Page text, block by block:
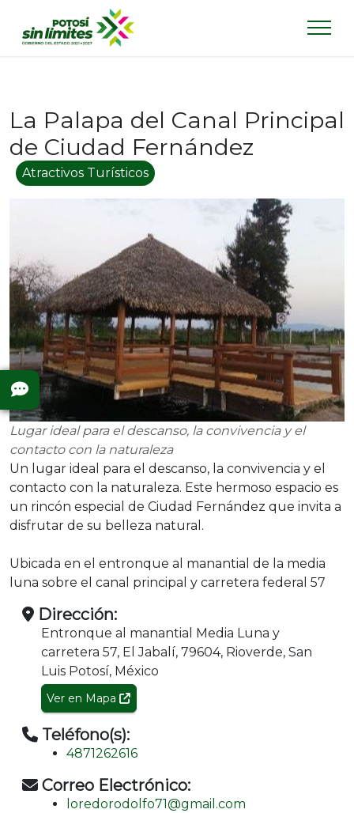
La Palapa del Canal Principal
de Ciudad Fernández
Atractivos Turísticos
Lugar ideal para el descanso, la convivencia y el
contacto con la naturaleza
Un lugar ideal para el descanso, la convivencia y el
contacto con la naturaleza. Este hermoso espacio es
un rincón especial de Ciudad Fernández que invita a
disfrutar de su belleza natural.
Ubicada en el entronque al manantial de la media
luna sobre el canal principal y carretera federal 57
Dirección:
Entronque al manantial Media Luna y
carretera 57, El Jabalí, 79604, Rioverde, San
Luis Potosí, México
Ver en Mapa
Teléfono(s):
4871262616
Correo Electrónico:
loredorodolfo71@gmail.com